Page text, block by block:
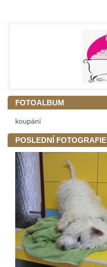
FOTOALBUM
koupání
POSLEDNÍ FOTOGRAFIE